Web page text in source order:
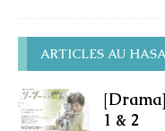
ARTICLES AU
1 & 2